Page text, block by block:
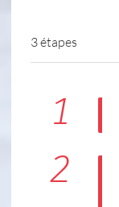
3 étapes
1
2